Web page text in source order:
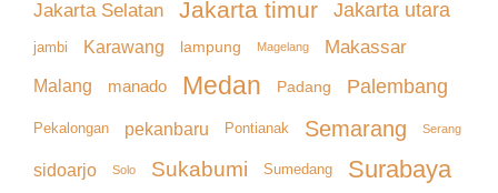
Jakarta Selatan Jakarta timur Jakarta utara
jambi Karawang lampung Magelang Makassar
Malang manado Medan Padang Palembang
Pekalongan pekanbaru Pontianak Semarang Serang
sidoarjo Solo Sukabumi Sumedang Surabaya